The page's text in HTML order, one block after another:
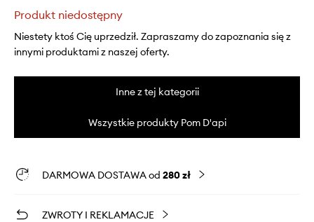
Produkt niedostępny
Niestety ktoś Cię uprzedził. Zapraszamy do zapoznania się z
innymi produktami z naszej oferty.
Inne z tej kategorii
Wszystkie produkty Pom D'api
DARMOWA DOSTAWA od 280 zł
ZWROTY I REKLAMACJE